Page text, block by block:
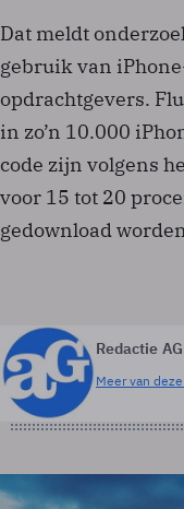
Dat meldt
gebruik van
opdrachtgevers.
in zo’n 10.000
code zijn volgens
voor 15 tot 20
gedownload
Redactie
Meer van